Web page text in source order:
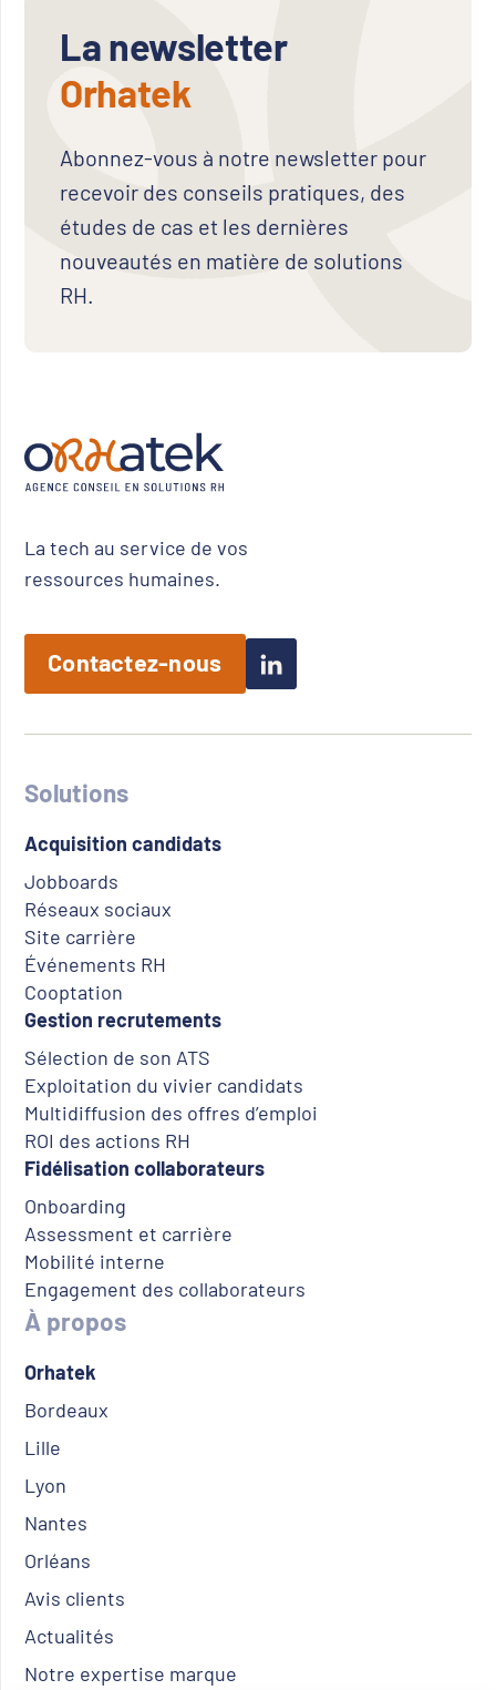
La newsletter
Orhatek
Abonnez-vous à notre newsletter pour
recevoir des conseils pratiques, des
études de cas et les dernières
nouveautés en matière de solutions
RH.
Solutions
Acquisition candidats
Jobboards
Réseaux sociaux
Site carrière
Événements RH
Cooptation
Gestion recrutements
Sélection de son ATS
Exploitation du vivier candidats
Multidiffusion des offres d’emploi
ROI des actions RH
Fidélisation collaborateurs
Onboarding
Assessment et carrière
Mobilité interne
Engagement des collaborateurs
À propos
Orhatek
Bordeaux
Lille
Lyon
Nantes
Orléans
Avis clients
Actualités
Notre expertise marque
La tech au service de vos
ressources humaines.
Contactez-nous